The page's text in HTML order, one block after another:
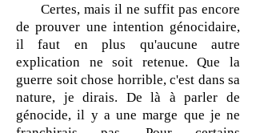
Certes, mais il ne suffit pas encore
de prouver une intention génocidaire,
il faut en plus qu'aucune autre
explication ne soit retenue. Que la
guerre soit chose horrible, c'est dans sa
nature, je dirais. De là à parler de
génocide, il y a une marge que je ne